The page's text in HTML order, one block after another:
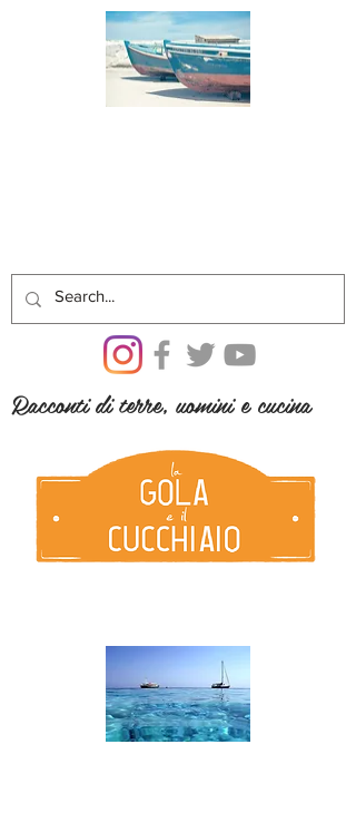
Racconti di terre, uomini e cucina